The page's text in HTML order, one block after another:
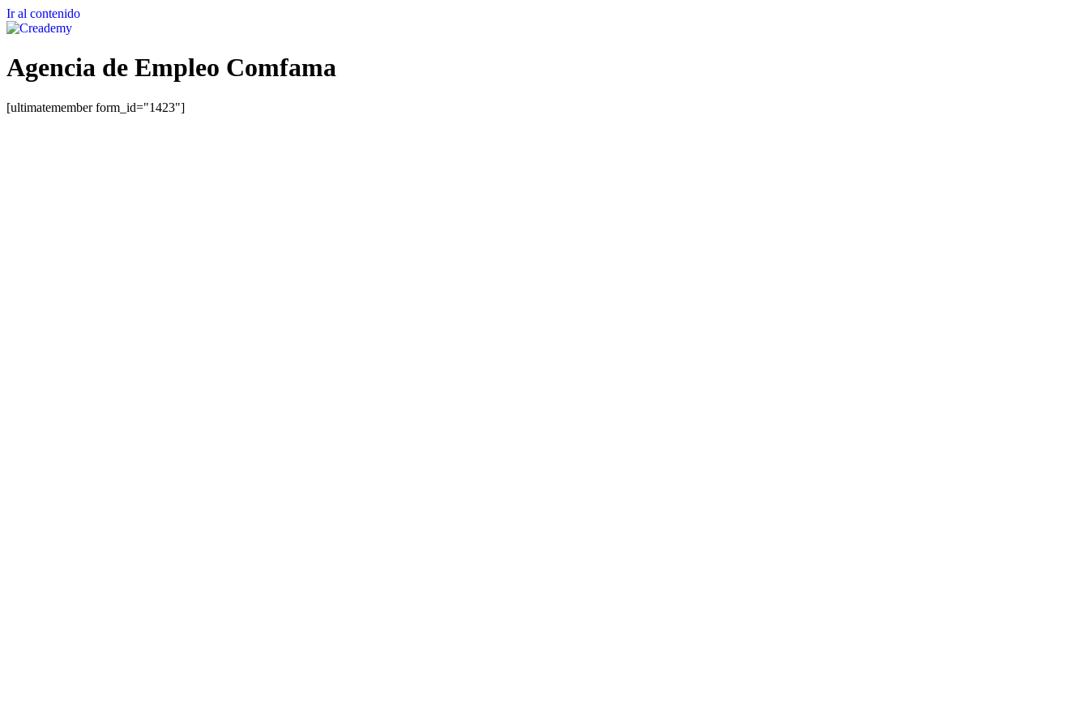
Ir al contenido
Agencia de Empleo Comfama
[ultimatemember form_id="1423"]